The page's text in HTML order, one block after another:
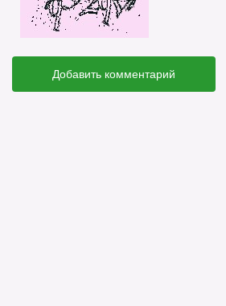
Добавить комментарий